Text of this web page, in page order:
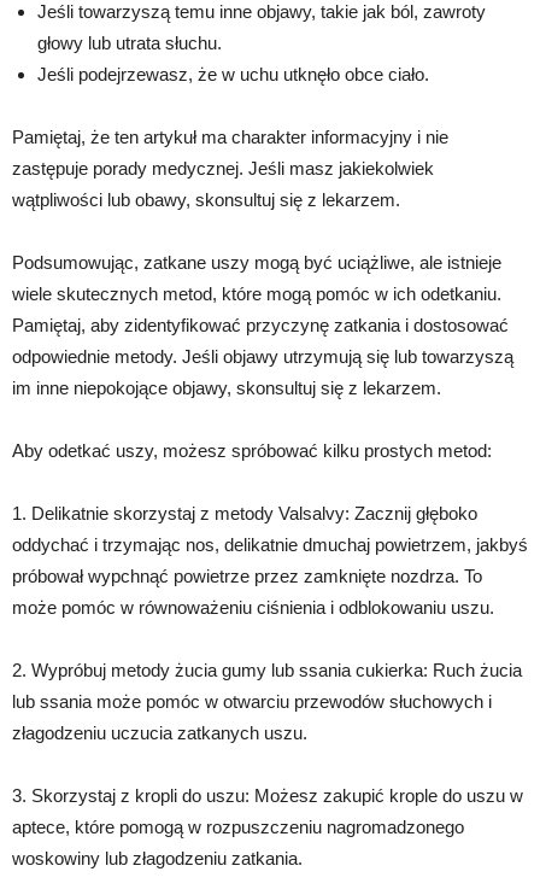
Jeśli towarzyszą temu inne objawy, takie jak ból, zawroty
głowy lub utrata słuchu.
Jeśli podejrzewasz, że w uchu utknęło obce ciało.
Pamiętaj, że ten artykuł ma charakter informacyjny i nie
zastępuje porady medycznej. Jeśli masz jakiekolwiek
wątpliwości lub obawy, skonsultuj się z lekarzem.
Podsumowując, zatkane uszy mogą być uciążliwe, ale istnieje
wiele skutecznych metod, które mogą pomóc w ich odetkaniu.
Pamiętaj, aby zidentyfikować przyczynę zatkania i dostosować
odpowiednie metody. Jeśli objawy utrzymują się lub towarzyszą
im inne niepokojące objawy, skonsultuj się z lekarzem.
Aby odetkać uszy, możesz spróbować kilku prostych metod:
1. Delikatnie skorzystaj z metody Valsalvy: Zacznij głęboko
oddychać i trzymając nos, delikatnie dmuchaj powietrzem, jakbyś
próbował wypchnąć powietrze przez zamknięte nozdrza. To
może pomóc w równoważeniu ciśnienia i odblokowaniu uszu.
2. Wypróbuj metody żucia gumy lub ssania cukierka: Ruch żucia
lub ssania może pomóc w otwarciu przewodów słuchowych i
złagodzeniu uczucia zatkanych uszu.
3. Skorzystaj z kropli do uszu: Możesz zakupić krople do uszu w
aptece, które pomogą w rozpuszczeniu nagromadzonego
woskowiny lub złagodzeniu zatkania.